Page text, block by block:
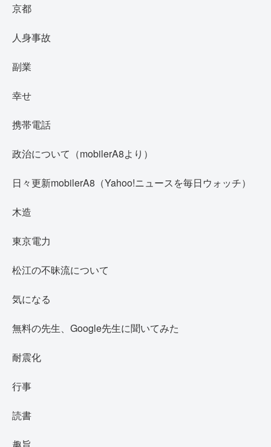
京都
人身事故
副業
幸せ
携帯電話
政治について（mobilerA8より）
日々更新mobilerA8（Yahoo!ニュースを毎日ウォッチ）
木造
東京電力
松江の不昧流について
気になる
無料の先生、Google先生に聞いてみた
耐震化
行事
読書
趣旨